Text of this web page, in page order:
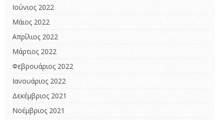
Ιούνιος 2022
Μάιος 2022
Απρίλιος 2022
Μάρτιος 2022
Φεβρουάριος 2022
Ιανουάριος 2022
Δεκέμβριος 2021
Νοέμβριος 2021